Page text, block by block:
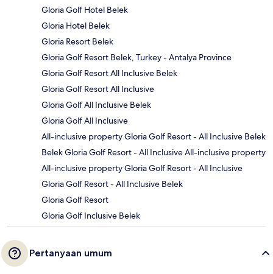
Gloria Golf Hotel Belek
Gloria Hotel Belek
Gloria Resort Belek
Gloria Golf Resort Belek, Turkey - Antalya Province
Gloria Golf Resort All Inclusive Belek
Gloria Golf Resort All Inclusive
Gloria Golf All Inclusive Belek
Gloria Golf All Inclusive
All-inclusive property Gloria Golf Resort - All Inclusive Belek
Belek Gloria Golf Resort - All Inclusive All-inclusive property
All-inclusive property Gloria Golf Resort - All Inclusive
Gloria Golf Resort - All Inclusive Belek
Gloria Golf Resort
Gloria Golf Inclusive Belek
Pertanyaan umum